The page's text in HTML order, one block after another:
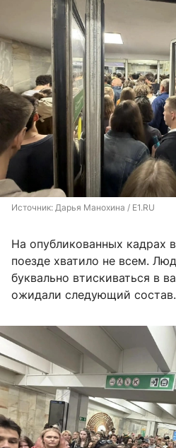
Источник: Дарья Манохина / E1.RU
На опубликованных кадрах
поезде хватило не всем.
буквально втискиваться в
ожидали следующий состав.